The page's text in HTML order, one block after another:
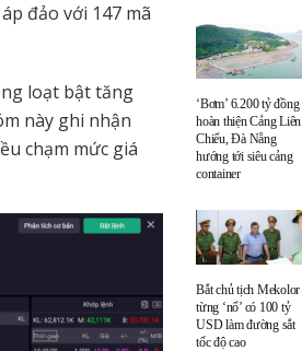
đảo với 147 mã
loạt bật tăng
này ghi nhận
chạm mức giá
‘Bơm’ 6.200 tỷ đồng
hoàn thiện Cảng Liên
Chiểu, Đà Nẵng
hướng tới siêu cảng
container
Bắt chủ tịch Mekolor
từng ‘nổ’ có 100 tỷ
USD làm đường sắt
tốc độ cao